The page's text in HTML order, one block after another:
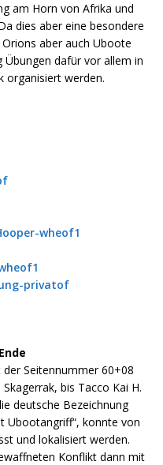
am Horn von Afrika und
dies aber eine besondere
aber auch Uboote
dafür vor allem in
organisiert werden.
Seitennummer 60+08
bis Tacco Kai H.
deutsche Bezeichnung
Ubootangriff“, konnte von
und lokalisiert werden.
Konflikt dann mit